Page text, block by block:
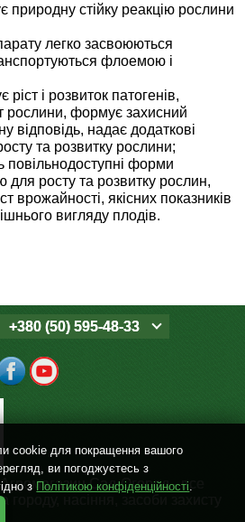
стійку реакцію рослини
легко засвоюються
флоемою і
і розвиток патогенів,
рослини, формує захисний
відповідь, надає додаткові
та розвитку рослини;
повільнодоступні форми
для росту та розвитку рослин,
врожайності, якісних показників
вигляду плодів.
+380 (50) 595-48-33
Сад-Огород - все
городу, насіння, засоби захисту
cookie для покращення вашого
ви погоджуєтесь з
з Політикою конфіденційності.